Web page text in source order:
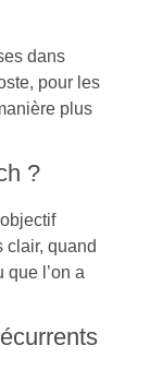
dans
pour les
plus
?
clair, quand
que l’on a